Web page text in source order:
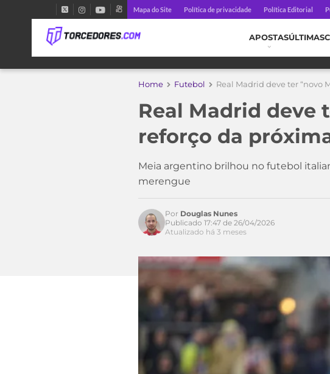
Mapa do Site Política de privacidade Política Editorial
APOSTASÚLTIMAS
Home Futebol Real Madrid deve ter “novo
Real Madrid deve
reforço da
Meia argentino brilhou no futebol
merengue
Por Douglas Nunes
Publicado 17:47 de 26/04/2026
Atualizado há 3 meses